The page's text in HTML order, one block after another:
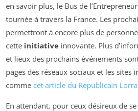
en savoir plus, le Bus de
tournée à travers la France. Les
permettront à encore plus de
cette initiative innovante. Plus
et lieux des prochains événements
pages des réseaux sociaux et les sites
comme cet article du Républicain
En attendant, pour ceux désireux de